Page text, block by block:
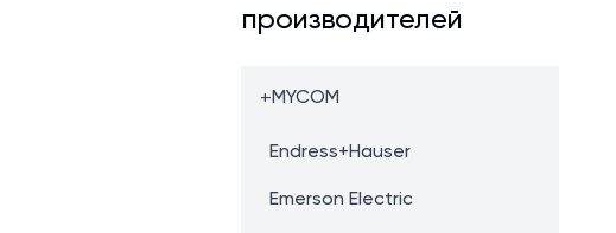
производителей
+MYCOM
Endress+Hauser
Emerson Electric